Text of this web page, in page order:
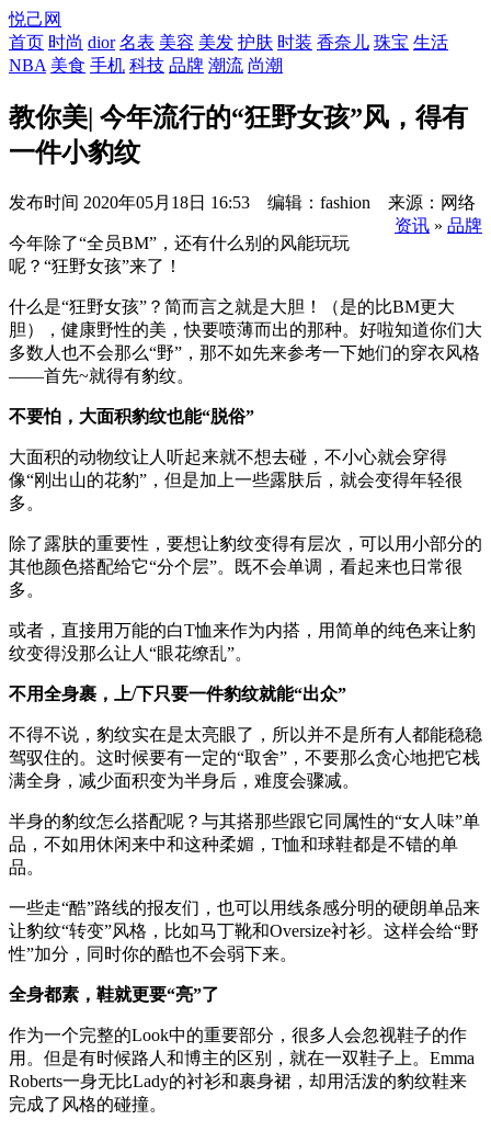
悦己网
首页 时尚 dior 名表 美容 美发 护肤 时装 香奈儿 珠宝 生活
NBA 美食 手机 科技 品牌 潮流 尚潮
教你美| 今年流行的“狂野女孩”风，得有
一件小豹纹
发布时间 2020年05月18日 16:53 编辑：fashion 来源：网络
资讯 » 品牌
今年除了“全员BM”，还有什么别的风能玩玩
呢？“狂野女孩”来了！
什么是“狂野女孩”？简而言之就是大胆！（是的比BM更大
胆），健康野性的美，快要喷薄而出的那种。好啦知道你们大
多数人也不会那么“野”，那不如先来参考一下她们的穿衣风格
——首先~就得有豹纹。
不要怕，大面积豹纹也能“脱俗”
大面积的动物纹让人听起来就不想去碰，不小心就会穿得
像“刚出山的花豹”，但是加上一些露肤后，就会变得年轻很
多。
除了露肤的重要性，要想让豹纹变得有层次，可以用小部分的
其他颜色搭配给它“分个层”。既不会单调，看起来也日常很
多。
或者，直接用万能的白T恤来作为内搭，用简单的纯色来让豹
纹变得没那么让人“眼花缭乱”。
不用全身裹，上/下只要一件豹纹就能“出众”
不得不说，豹纹实在是太亮眼了，所以并不是所有人都能稳稳
驾驭住的。这时候要有一定的“取舍”，不要那么贪心地把它栈
满全身，减少面积变为半身后，难度会骤减。
半身的豹纹怎么搭配呢？与其搭那些跟它同属性的“女人味”单
品，不如用休闲来中和这种柔媚，T恤和球鞋都是不错的单
品。
一些走“酷”路线的报友们，也可以用线条感分明的硬朗单品来
让豹纹“转变”风格，比如马丁靴和Oversize衬衫。这样会给“野
性”加分，同时你的酷也不会弱下来。
全身都素，鞋就更要“亮”了
作为一个完整的Look中的重要部分，很多人会忽视鞋子的作
用。但是有时候路人和博主的区别，就在一双鞋子上。Emma
Roberts一身无比Lady的衬衫和裹身裙，却用活泼的豹纹鞋来
完成了风格的碰撞。